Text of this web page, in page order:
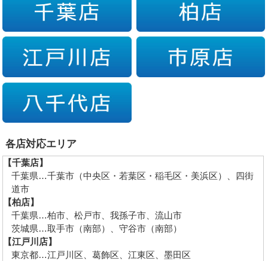
各店対応エリア
【千葉店】
千葉県…千葉市（中央区・若葉区・稲毛区・美浜区）、四街
道市
【柏店】
千葉県…柏市、松戸市、我孫子市、流山市
茨城県…取手市（南部）、守谷市（南部）
【江戸川店】
東京都…江戸川区、葛飾区、江東区、墨田区